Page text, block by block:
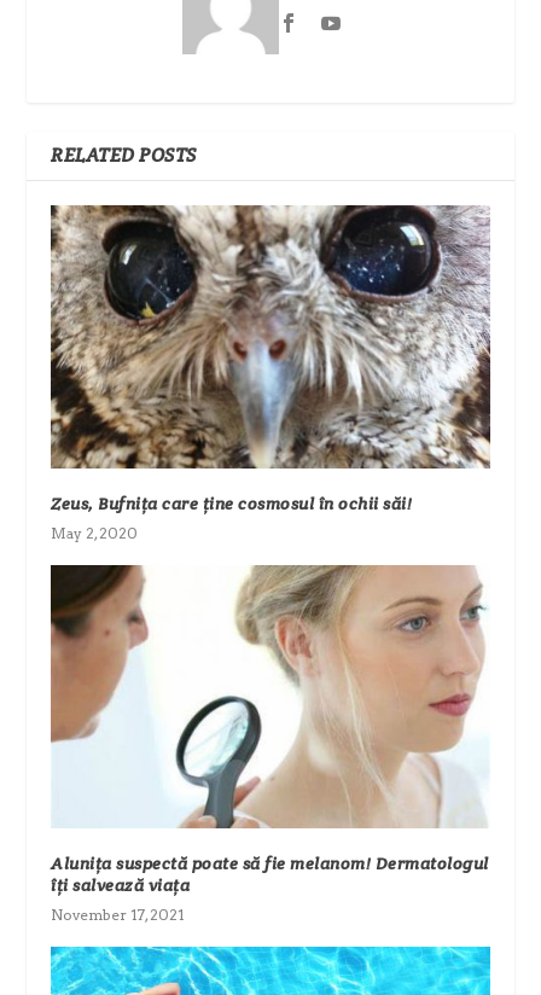
RELATED POSTS
Zeus, Bufnița care ține cosmosul în ochii săi!
May 2, 2020
Alunița suspectă poate să fie melanom! Dermatologul
îți salvează viața
November 17, 2021